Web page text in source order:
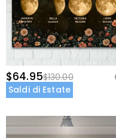
$64.95$130.00
Saldi di Estate